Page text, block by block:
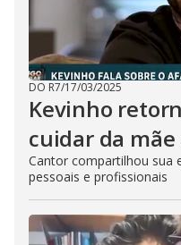
DO R7/17/03/2025
Kevinho
cuidar da
Cantor compartilhou sua
pessoais e profissionais